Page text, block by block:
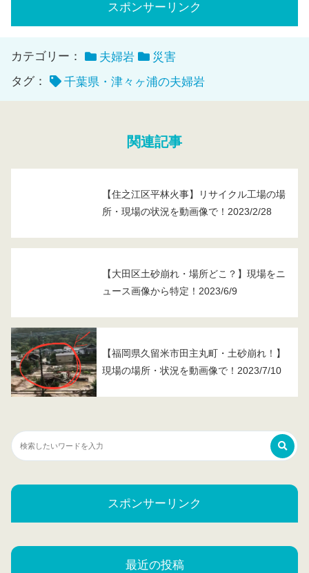
スポンサーリンク
カテゴリー： 夫婦岩
災害
タグ：
千葉県・津々ヶ浦の夫婦岩
関連記事
【住之江区平林火事】リサイクル工場の場
所・現場の状況を動画像で！2023/2/28
【大田区土砂崩れ・場所どこ？】現場をニ
ュース画像から特定！2023/6/9
【福岡県久留米市田主丸町・土砂崩れ！】
現場の場所・状況を動画像で！2023/7/10
スポンサーリンク
最近の投稿